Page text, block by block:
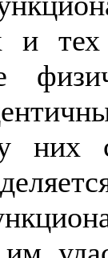
и
них